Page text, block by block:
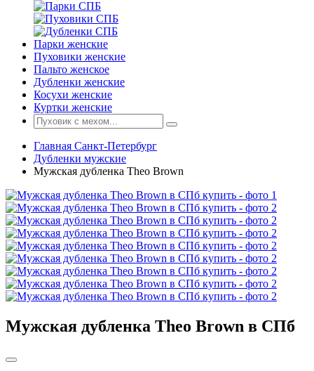
Парки женские
Пуховики женские
Пальто женское
Дубленки женские
Косухи женские
Куртки женские
Главная Санкт-Петербург
Дубленки мужские
Мужская дубленка Theo Brown
Мужская дубленка Theo Brown в СПб